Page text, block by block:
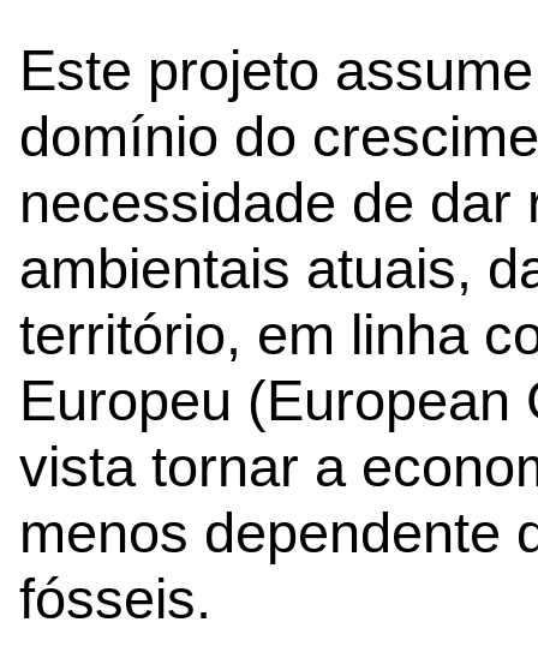
Este projeto
domínio do
necessidade de dar
ambientais atuais,
território, em linha
Europeu (European
vista tornar a
menos dependente
fósseis.